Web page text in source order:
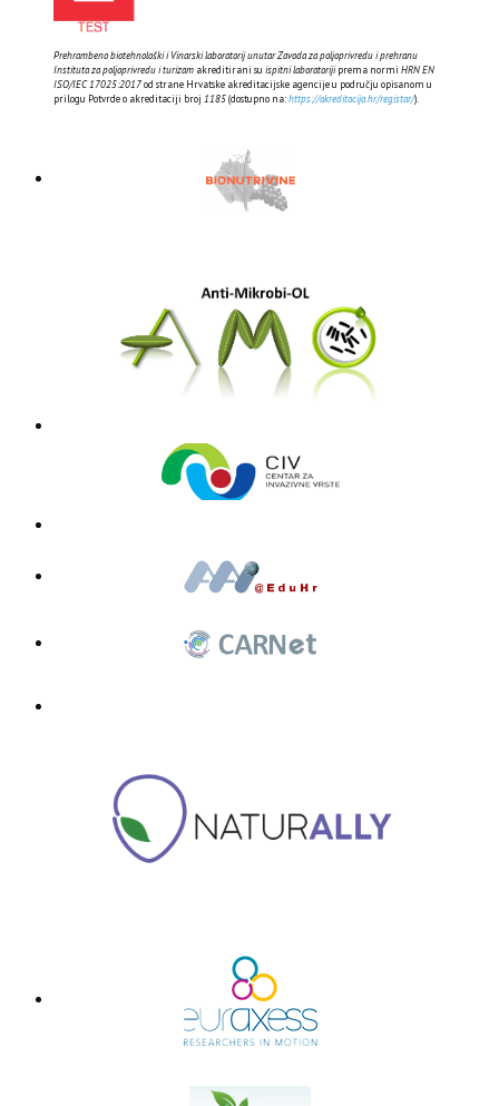
Prehrambeno biotehnološki i Vinarski laboratorij unutar Zavoda za poljoprivredu i prehranu
Instituta za poljoprivredu i turizam akreditirani su ispitni laboratorijiprema normi HRN EN
ISO/IEC 17025:2017od strane Hrvatske akreditacijske agencije u području opisanom u
prilogu Potvrde o akreditaciji broj 1185(dostupno na:https://akreditacija.hr/registar/).